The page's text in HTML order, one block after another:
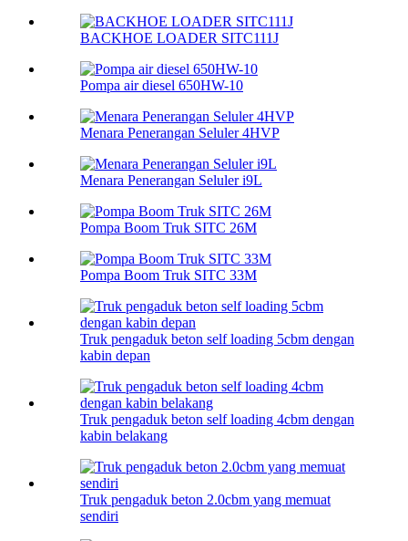
BACKHOE LOADER SITC111J
Pompa air diesel 650HW-10
Menara Penerangan Seluler 4HVP
Menara Penerangan Seluler i9L
Pompa Boom Truk SITC 26M
Pompa Boom Truk SITC 33M
Truk pengaduk beton self loading 5cbm dengan
kabin depan
Truk pengaduk beton self loading 4cbm dengan
kabin belakang
Truk pengaduk beton 2.0cbm yang memuat
sendiri